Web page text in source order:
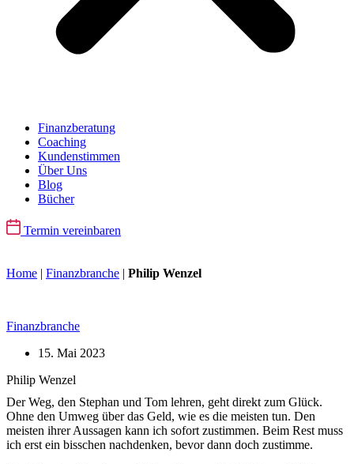
Finanzberatung
Coaching
Kundenstimmen
Über Uns
Blog
Bücher
Termin vereinbaren
Home | Finanzbranche | Philip Wenzel
Finanzbranche
15. Mai 2023
Philip Wenzel
Der Weg, den Stephan und Tom lehren, geht direkt zum Glück.
Ohne den Umweg über das Geld, wie es die meisten tun. Den
meisten ihrer Aussagen kann ich sofort zustimmen. Beim Rest muss
ich erst ein bisschen nachdenken, bevor dann doch zustimme.